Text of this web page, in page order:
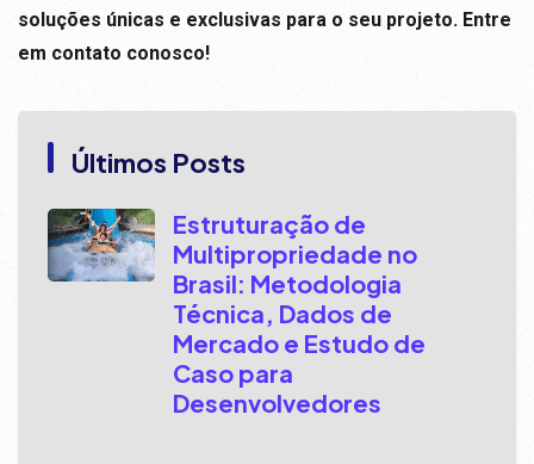
soluções únicas e exclusivas para o seu projeto. Entre
em contato conosco!
Últimos Posts
Estruturação de
Multipropriedade no
Brasil: Metodologia
Técnica, Dados de
Mercado e Estudo de
Caso para
Desenvolvedores